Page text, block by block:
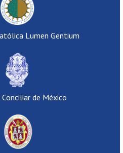
Lumen Gentium
de México